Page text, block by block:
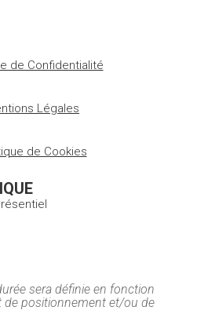
de Confidentialité
Légales
de Cookies
sera définie en fonction
de positionnement et/ou de